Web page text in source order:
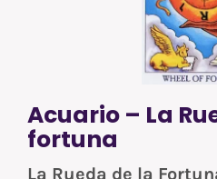
Acuario – La
fortuna
La Rueda de la